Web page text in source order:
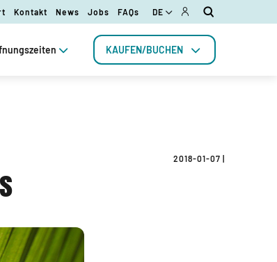
Kontakt News Jobs FAQs DE
KAUFEN/BUCHEN
2018-01-07